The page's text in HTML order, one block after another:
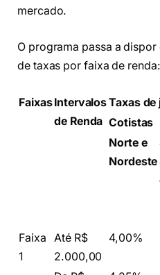
mercado.
O programa passa a
de taxas por faixa de renda:
FaixasIntervalos
de Renda
Taxas de
Cotistas
Norte e
Nordeste
Faixa
1
Até R$
2.000,00
4,00%